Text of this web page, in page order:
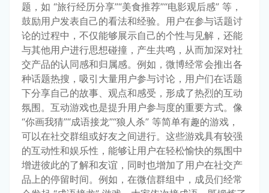
题，如 “旅行经历分享”“美食推荐”“电影观后感” 等，
鼓励用户发表自己的看法和经验。用户在参与话题讨
论的过程中，不仅能够展示自己的个性与见解，还能
与其他用户进行思想碰撞，产生共鸣，从而加深对社
交产品的认同感和归属感。例如，微博经常会推出各
种话题热搜，吸引大量用户参与讨论，用户们在话题
下分享自己的故事、观点和感受，形成了热烈的互动
氛围。互动游戏也是提升用户参与度的重要方式。像
“你画我猜”“成语接龙”“狼人杀” 等简单有趣的游戏，
可以在社交群组或好友之间进行。这些游戏具有较强
的互动性和娱乐性，能够让用户在轻松愉快的氛围中
增进彼此的了解和友谊，同时也增加了用户在社交产
品上的停留时间。例如，在微信群组中，成员们经常